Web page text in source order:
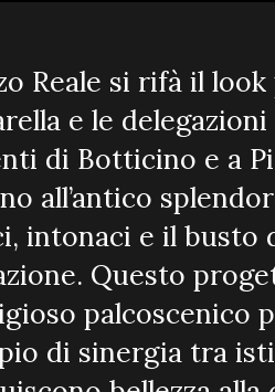
Reale si rifà il
e le
di Botticino e a
all’antico
intonaci e il busto
Questo
palcoscenico
di sinergia tra